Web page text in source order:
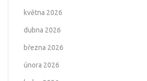
května 2026
dubna 2026
března 2026
února 2026